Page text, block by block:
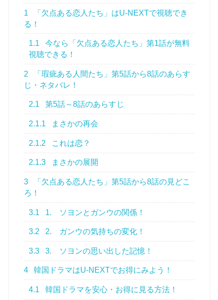
1
「欠点ある恋人たち」はU-NEXTで視聴でき
る！
1.1
今なら「欠点ある恋人たち」第1話が無料
視聴できる！
2
「瑕疵ある人間たち」第5話から8話のあらす
じ・ネタバレ！
2.1 第5話～8話のあらすじ
2.1.1 まさかの再会
2.1.2 これは恋？
2.1.3 まさかの展開
3
「欠点ある恋人たち」第5話から8話の見どこ
ろ！
3.1 1. ソヨンとガンウの関係！
3.2 2. ガンウの気持ちの変化！
3.3 3. ソヨンの思い出した記憶！
4 韓国ドラマはU-NEXTでお得にみよう！
4.1 韓国ドラマを安心・お得に見る方法！